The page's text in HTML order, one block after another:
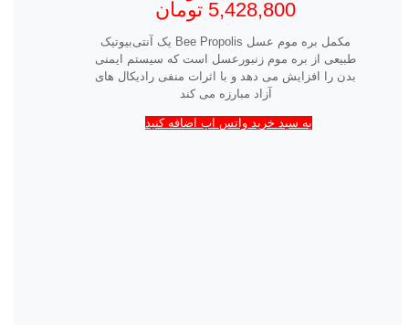
5,428,800 تومان
مکمل بره موم عسل Bee Propolis یک آنتی‌بیوتیک
طبیعی از بره موم زنبورعسل است که سیستم ایمنی
بدن را افزایش می دهد و با اثرات منفی رادیکال های
آزاد مبارزه می کند
به سبد خرید واتس اپ اضافه کنید